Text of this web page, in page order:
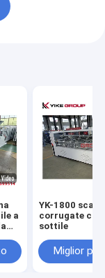
a
YK-1800
corrugate con
sottile
Miglior